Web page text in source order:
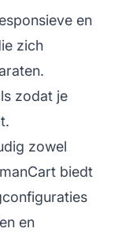
en
zich
zodat je
zowel
biedt
en